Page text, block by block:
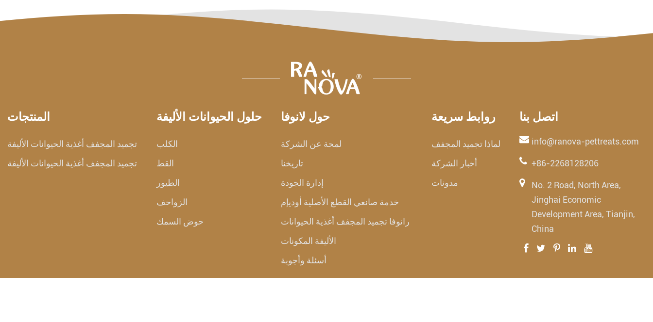
المنتجات
تجميد المجفف أغذية الحيوانات الأليفة
تجميد المجفف أغذية الحيوانات الأليفة
حلول الحيوانات الأليفة
الكلب
القط
الطيور
الزواحف
حوض السمك
حول لانوفا
لمحة عن الشركة
تاريخنا
إدارة الجودة
خدمة صانعي القطع الأصلية أوديإم
رانوفا تجميد المجفف أغذية الحيوانات
الأليفة المكونات
أسئلة وأجوبة
روابط سريعة
لماذا تجميد المجفف
أخبار الشركة
مدونات
اتصل بنا
info@ranova-pettreats.com
+86-2268128206
No. 2 Road, North Area,
Jinghai Economic
Development Area, Tianjin,
China